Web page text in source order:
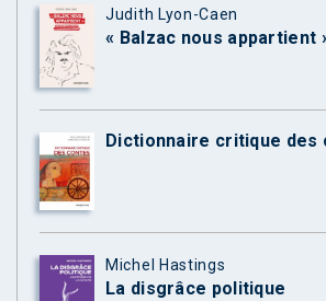
Judith Lyon-Caen
« Balzac nous appartient
Dictionnaire critique des
Michel Hastings
La disgrâce politique